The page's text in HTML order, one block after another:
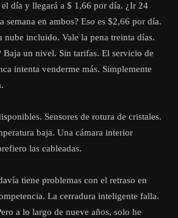
día y llegará a $ 1,66 por día. ¿Ir 24
semana en ambos? Eso es $2,66 por día.
nube incluido. Vale la pena treinta días.
Baja un nivel. Sin tarifas. El servicio de
intenta venderme más. Simplemente
Sensores de rotura de cristales.
baja. Una cámara interior
las cableadas.
tiene problemas con el retraso en
La cerradura inteligente falla.
a lo largo de nueve años, solo he